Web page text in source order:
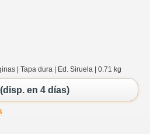
| Tapa dura | Ed. Siruela | 0.71 kg
en 4 días)